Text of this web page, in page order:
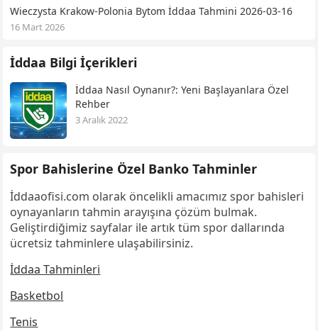
Wieczysta Krakow-Polonia Bytom İddaa Tahmini 2026-03-16
16 Mart 2026
İddaa Bilgi İçerikleri
İddaa Nasıl Oynanır?: Yeni Başlayanlara Özel
Rehber
3 Aralık 2022
Spor Bahislerine Özel Banko Tahminler
İddaaofisi.com olarak öncelikli amacımız spor bahisleri
oynayanların tahmin arayışına çözüm bulmak.
Geliştirdiğimiz sayfalar ile artık tüm spor dallarında
ücretsiz tahminlere ulaşabilirsiniz.
İddaa Tahminleri
Basketbol
Tenis